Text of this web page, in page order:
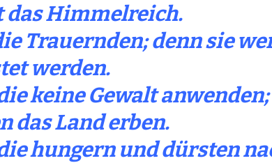
das Himmelreich.
Trauernden; denn sie
werden.
keine Gewalt
das Land erben.
hungern und dürsten